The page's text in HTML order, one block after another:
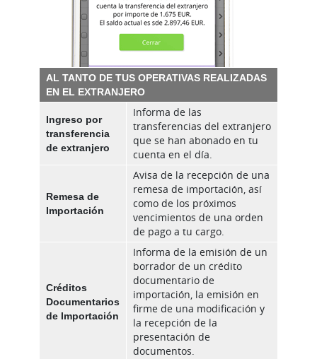
AL TANTO DE TUS OPERATIVAS REALIZADAS
EN EL EXTRANJERO
Ingreso por
transferencia
de extranjero
Informa de las
transferencias del extranjero
que se han abonado en tu
cuenta en el día.
Remesa de
Importación
Avisa de la recepción de una
remesa de importación, así
como de los próximos
vencimientos de una orden
de pago a tu cargo.
Créditos
Documentarios
de Importación
Informa de la emisión de un
borrador de un crédito
documentario de
importación, la emisión en
firme de una modificación y
la recepción de la
presentación de
documentos.